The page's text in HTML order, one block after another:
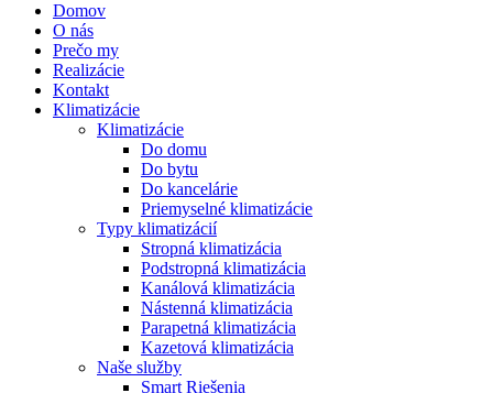
Domov
O nás
Prečo my
Realizácie
Kontakt
Klimatizácie
Klimatizácie
Do domu
Do bytu
Do kancelárie
Priemyselné klimatizácie
Typy klimatizácií
Stropná klimatizácia
Podstropná klimatizácia
Kanálová klimatizácia
Nástenná klimatizácia
Parapetná klimatizácia
Kazetová klimatizácia
Naše služby
Smart Riešenia